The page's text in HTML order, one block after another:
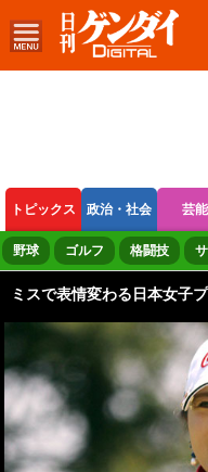
トピックス 政治・社会 芸能
ボートレース 競輪 オー
野球 ゴルフ 格闘技
ミスで表情変わる日本女子